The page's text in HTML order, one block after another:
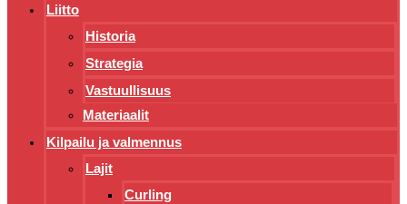
Liitto
Historia
Strategia
Vastuullisuus
Materiaalit
Kilpailu ja valmennus
Lajit
Curling